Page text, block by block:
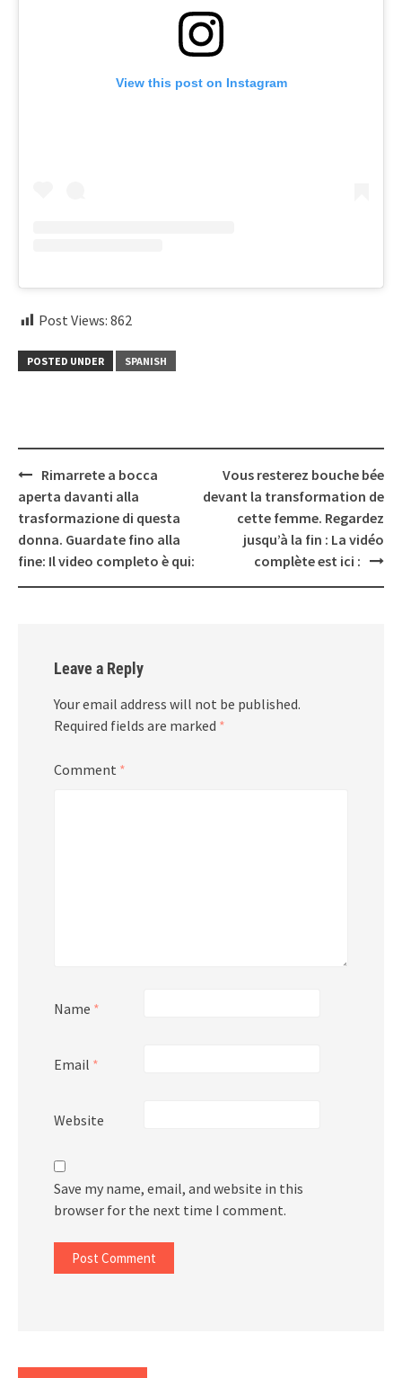
View this post on Instagram
Post Views: 862
POSTED UNDER SPANISH
Post
navigation
Rimarrete a bocca
aperta davanti alla
trasformazione di questa
donna. Guardate fino alla
fine: Il video completo è qui:
Vous resterez bouche bée
devant la transformation de
cette femme. Regardez
jusqu’à la fin : La vidéo
complète est ici :
Leave a Reply
Your email address will not be published.
Required fields are marked *
Comment *
Name *
Email *
Website
Save my name, email, and website in this
browser for the next time I comment.